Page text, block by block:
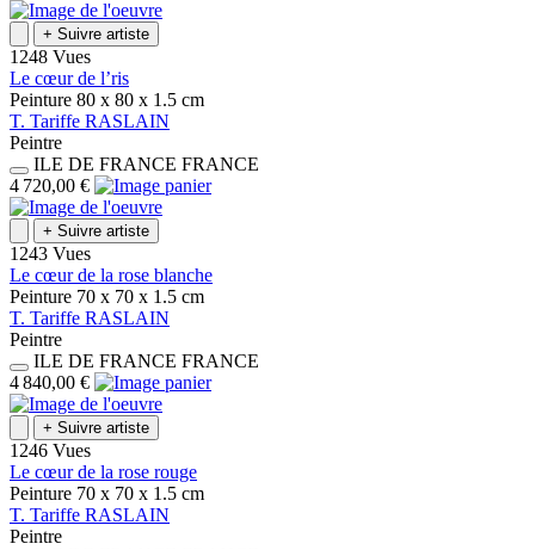
+ Suivre artiste
1248 Vues
Le cœur de l’ris
Peinture 80 x 80 x 1.5 cm
T. Tariffe RASLAIN
Peintre
ILE DE FRANCE FRANCE
4 720,00 €
+ Suivre artiste
1243 Vues
Le cœur de la rose blanche
Peinture 70 x 70 x 1.5 cm
T. Tariffe RASLAIN
Peintre
ILE DE FRANCE FRANCE
4 840,00 €
+ Suivre artiste
1246 Vues
Le cœur de la rose rouge
Peinture 70 x 70 x 1.5 cm
T. Tariffe RASLAIN
Peintre